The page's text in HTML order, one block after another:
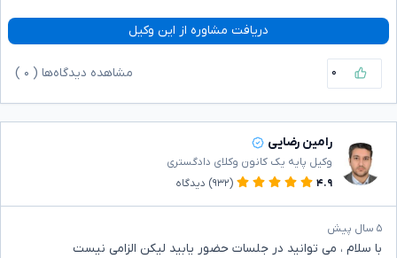
دریافت مشاوره از این وکیل
۰ مشاهده دیدگاه‌ها ( ۰
رامین رضایی
وکیل پایه یک کانون وکلای دادگستری
۴.۹
(۹۳۲) دیدگاه
۵ سال پیش
با سلام ، می توانید در جلسات حضور یابید لیکن الزامی نیست